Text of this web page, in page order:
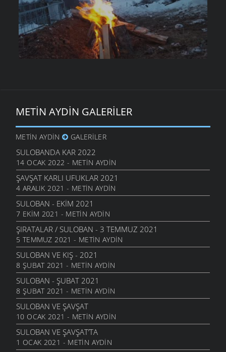
METIN AYDIN GALERILER
METIN AYDIN GALERILER
SULOBANDA KAR 2022
14 OCAK 2022 - METIN AYDIN
ŞAVŞAT KARLI UFUKLAR 2021
4 ARALIK 2021 - METIN AYDIN
SULOBAN - EKIM 2021
7 EKIM 2021 - METIN AYDIN
ŞIRATALAR / SULOBAN - 3 TEMMUZ 2021
5 TEMMUZ 2021 - METIN AYDIN
SULOBAN VE KIŞ - 2021
8 ŞUBAT 2021 - METIN AYDIN
SULOBAN - ŞUBAT 2021
8 ŞUBAT 2021 - METIN AYDIN
SULOBAN VE ŞAVŞAT
10 OCAK 2021 - METIN AYDIN
SULOBAN VE ŞAVŞAT’TA
1 OCAK 2021 - METIN AYDIN